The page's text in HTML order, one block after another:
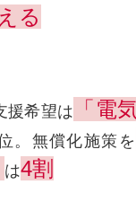
る
援希望は
「電
。無償化施策を
は4割